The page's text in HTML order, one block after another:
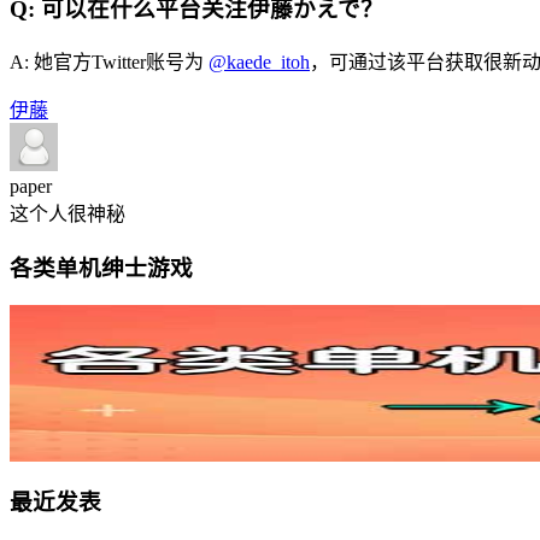
Q: 可以在什么平台关注伊藤かえで？
A: 她官方Twitter账号为 @kaede_itoh，可通过该平台获取很新
伊藤
paper
这个人很神秘
各类单机绅士游戏
最近发表